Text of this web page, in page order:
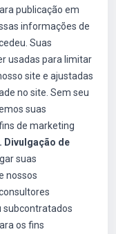
publicação em
informações de
Suas
usadas para limitar
site e ajustadas
no site. Sem seu
suas
de marketing
Divulgação de
suas
nossos
subcontratados
os fins